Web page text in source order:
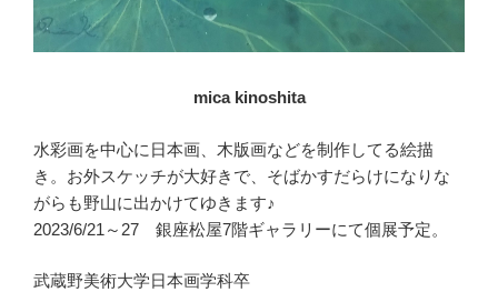
mica kinoshita
水彩画を中心に日本画、木版画などを制作してる絵描
き。お外スケッチが大好きで、そばかすだらけになりな
がらも野山に出かけてゆきます♪
2023/6/21～27 銀座松屋7階ギャラリーにて個展予定。
武蔵野美術大学日本画学科卒